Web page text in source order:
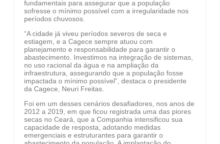
fundamentais para assegurar que a população
sofresse o mínimo possível com a irregularidade nos
períodos chuvosos.
“A cidade já viveu períodos severos de seca e
estiagem, e a Cagece sempre atuou com
planejamento e responsabilidade para garantir o
abastecimento. Investimos na integração de sistemas,
no uso racional da água e na ampliação da
infraestrutura, assegurando que a população fosse
impactada o mínimo possível”, destaca o presidente
da Cagece, Neuri Freitas.
Foi em um desses cenários desafiadores, nos anos de
2012 a 2019, em que ficou registrada uma das piores
secas no Ceará, que a Companhia intensificou sua
capacidade de resposta, adotando medidas
emergenciais e estruturantes para garantir o